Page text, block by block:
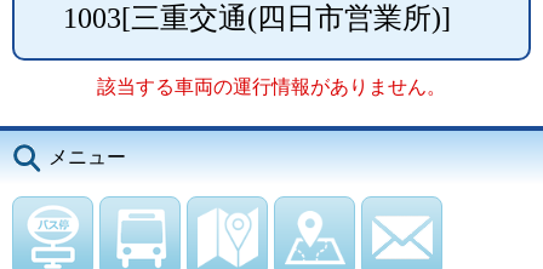
1003[三重交通(四日市営業所)]
該当する車両の運行情報がありません。
メニュー